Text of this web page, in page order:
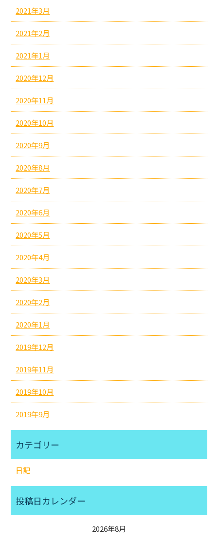
2021年3月
2021年2月
2021年1月
2020年12月
2020年11月
2020年10月
2020年9月
2020年8月
2020年7月
2020年6月
2020年5月
2020年4月
2020年3月
2020年2月
2020年1月
2019年12月
2019年11月
2019年10月
2019年9月
カテゴリー
日記
投稿日カレンダー
2026年8月